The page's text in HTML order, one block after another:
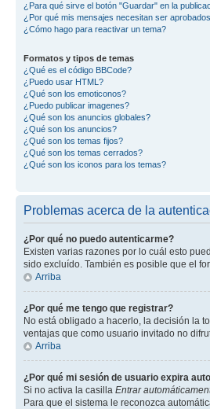
¿Para qué sirve el botón "Guardar" en la
¿Por qué mis mensajes necesitan ser
¿Cómo hago para reactivar un tema?
Formatos y tipos de temas
¿Qué es el código BBCode?
¿Puedo usar HTML?
¿Qué son los emoticonos?
¿Puedo publicar imagenes?
¿Qué son los anuncios globales?
¿Qué son los anuncios?
¿Qué son los temas fijos?
¿Qué son los temas cerrados?
¿Qué son los iconos para los temas?
Problemas acerca de la
¿Por qué no puedo autenticarme?
Existen varias razones por lo cuál esto
sido excluído. También es posible que el
Arriba
¿Por qué me tengo que registrar?
No está obligado a hacerlo, la decisión la
ventajas que como usuario invitado no
Arriba
¿Por qué mi sesión de usuario expira
Si no activa la casilla Entrar
Para que el sistema le reconozca